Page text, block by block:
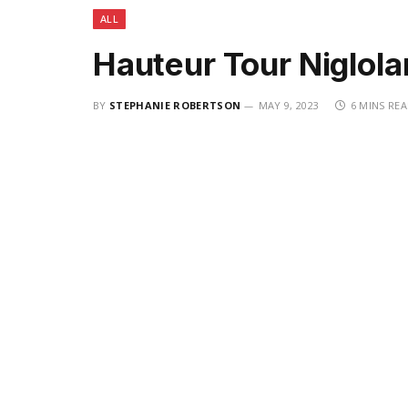
ALL
Hauteur Tour
BY STEPHANIE ROBERTSON MAY 9, 2023 6 MINS